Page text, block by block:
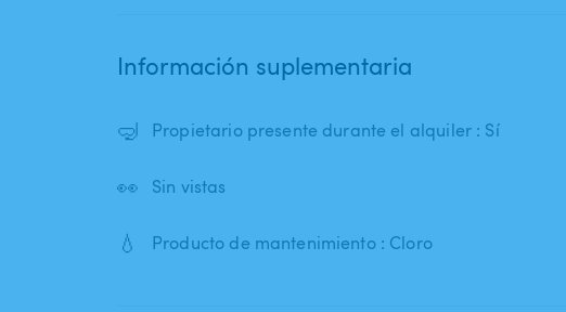
Información suplementaria
🤿 Propietario presente durante el alquiler : Sí
👀 Sin vistas
💧 Producto de mantenimiento : Cloro